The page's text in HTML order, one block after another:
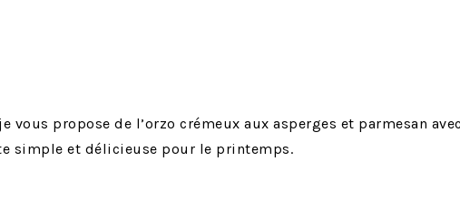
vous propose de l’orzo crémeux aux asperges et parmesan
simple et délicieuse pour le printemps.